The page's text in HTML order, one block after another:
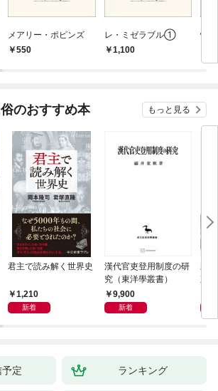
メアリー・ポピンズ
550
レ・ミゼラブル①
1,100
怪
のおすすめ本 もっと見る
君主で読み解く世界史
1,210
新着
漢代官吏登用制度の研
究（東洋學叢書）
9,900
新着
親
直
定 ランキング